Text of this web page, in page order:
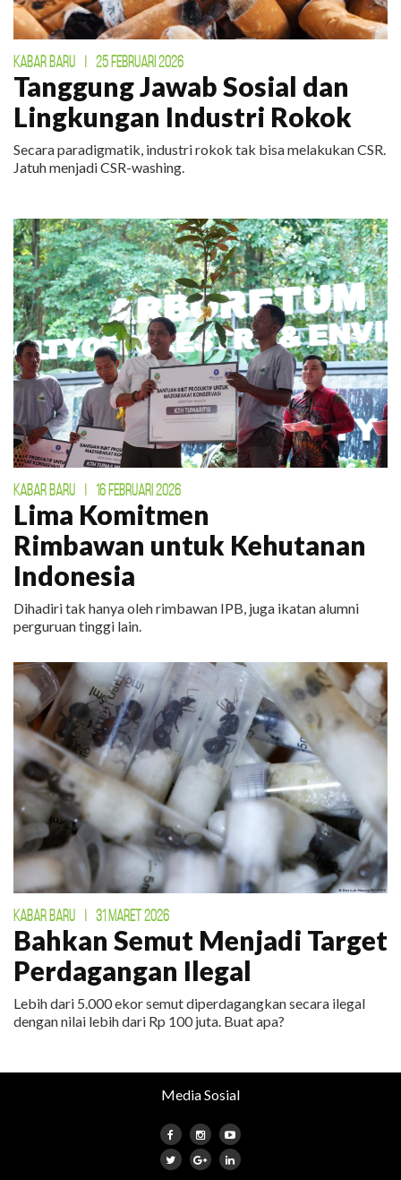
KABAR BARU | 25 FEBRUARI 2026
Tanggung Jawab Sosial dan
Lingkungan Industri Rokok
Secara paradigmatik, industri rokok tak bisa melakukan CSR.
Jatuh menjadi CSR-washing.
KABAR BARU 16 FEBRUARI 2026
Lima Komitmen
Rimbawan untuk Kehutanan
Indonesia
Dihadiri tak hanya oleh rimbawan IPB, juga ikatan alumni
perguruan tinggi lain.
KABAR BARU 31 MARET 2026
Bahkan Semut Menjadi Target
Perdagangan Ilegal
Lebih dari 5.000 ekor semut diperdagangkan secara ilegal
dengan nilai lebih dari Rp 100 juta. Buat apa?
Media Sosial